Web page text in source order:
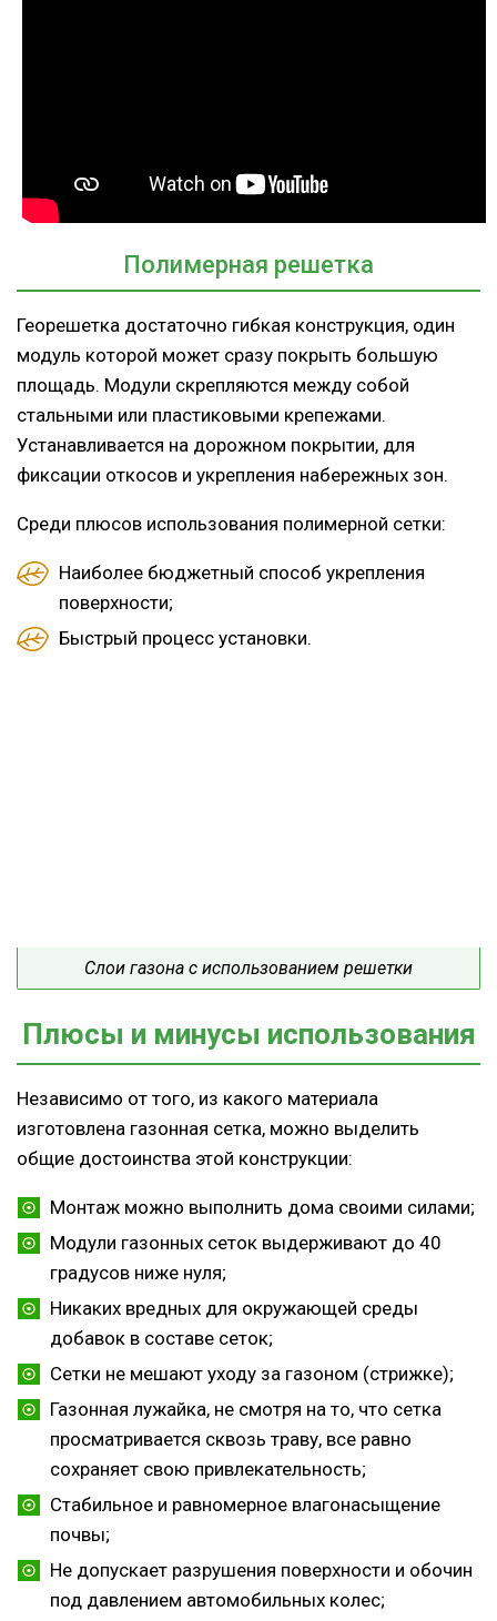
Полимерная решетка
Георешетка достаточно гибкая конструкция, один
модуль которой может сразу покрыть большую
площадь. Модули скрепляются между собой
стальными или пластиковыми крепежами.
Устанавливается на дорожном покрытии, для
фиксации откосов и укрепления набережных зон.
Среди плюсов использования полимерной сетки:
Наиболее бюджетный способ укрепления
поверхности;
Быстрый процесс установки.
Слои газона с использованием решетки
Плюсы и минусы использования
Независимо от того, из какого материала
изготовлена газонная сетка, можно выделить
общие достоинства этой конструкции:
Монтаж можно выполнить дома своими силами;
Модули газонных сеток выдерживают до 40
градусов ниже нуля;
Никаких вредных для окружающей среды
добавок в составе сеток;
Сетки не мешают уходу за газоном (стрижке);
Газонная лужайка, не смотря на то, что сетка
просматривается сквозь траву, все равно
сохраняет свою привлекательность;
Стабильное и равномерное влагонасыщение
почвы;
Не допускает разрушения поверхности и обочин
под давлением автомобильных колес;